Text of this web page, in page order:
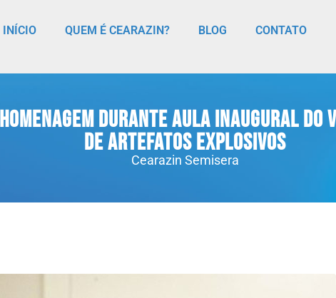
INÍCIO QUEM É CEARAZIN? BLOG CONTATO
durante aula inaugural do
de artefatos explosivos
Cearazin Semisera